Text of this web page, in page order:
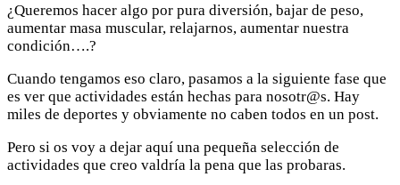
¿Queremos hacer algo por pura diversión, bajar de peso,
aumentar masa muscular, relajarnos, aumentar nuestra
condición….?
Cuando tengamos eso claro, pasamos a la siguiente fase que
es ver que actividades están hechas para nosotr@s. Hay
miles de deportes y obviamente no caben todos en un post.
Pero si os voy a dejar aquí una pequeña selección de
actividades que creo valdría la pena que las probaras.